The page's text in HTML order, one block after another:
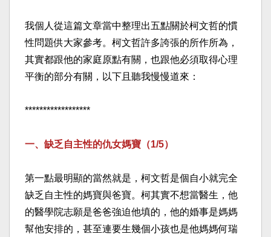
我個人從這篇文章當中整理出五點關於柯文哲的慣
性問題供大家參考。柯文哲許多誇張的所作所為，
其實都跟他的家庭原點有關，也跟他必須取得心理
平衡的部分有關，以下且聽我慢慢道來：​
******************​
一、缺乏自主性的仇女媽寶（1/5）​
第一點最明顯的當然就是，柯文哲是個自小就完全
缺乏自主性的媽寶與爸寶。柯其實不想當醫生，他
的醫學院志願是爸爸強迫他填的，他的婚事是媽媽
幫他安排的，甚至連要生幾個小孩也是他媽媽何瑞